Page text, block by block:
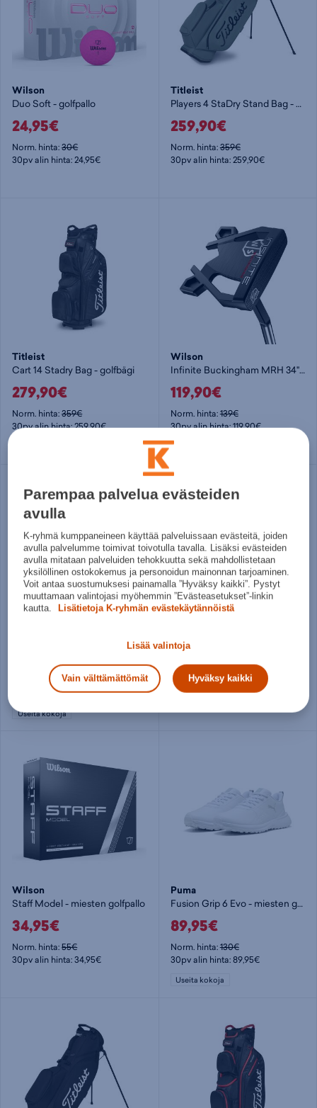
Wilson
Duo Soft - golfpallo
24,95€
Norm. hinta:30€
30pv alin hinta: 24,95€
Titleist
Players 4 StaDry Stand Bag - golfbägi
259,90€
Norm. hinta:359€
30pv alin hinta: 259,90€
Titleist
Cart 14 Stadry Bag - golfbägi
279,90€
Norm. hinta:359€
30pv alin hinta: 259,90€
Wilson
Infinite Buckingham MRH 34" - miesten putteri
119,90€
Norm. hinta:139€
30pv alin hinta: 119,90€
119,90€
Norm. hinta: 159€
30pv alin hinta: 119,90€
Useita kokoja
129,90€
Norm. hinta:160€
30pv alin hinta: 129,90€
Wilson
Staff Model - miesten golfpallo
34,95€
Norm. hinta:55€
30pv alin hinta: 34,95€
Puma
Fusion Grip 6 Evo - miesten golfkengät
89,95€
Norm. hinta:130€
30pv alin hinta: 89,95€
Useita kokoja
Parempaa palvelua evästeiden
avulla
K-ryhmä kumppaneineen käyttää palveluissaan evästeitä, joiden
avulla palvelumme toimivat toivotulla tavalla. Lisäksi evästeiden
avulla mitataan palveluiden tehokkuutta sekä mahdollistetaan
yksilöllinen ostokokemus ja personoidun mainonnan tarjoaminen.
Voit antaa suostumuksesi painamalla ”Hyväksy kaikki”. Pystyt
muuttamaan valintojasi myöhemmin ”Evästeasetukset”-linkin
kautta.
Lisätietoja K-ryhmän evästekäytännöistä
Lisää valintoja
Vain välttämättömät Hyväksy kaikki